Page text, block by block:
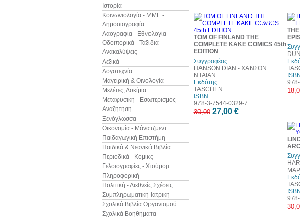
Ιστορία
Κοινωνιολογία - ΜΜΕ -
Δημοσιογραφία
Λαογραφία - Εθνολογία -
Οδοιπορικά - Ταξίδια -
Ανακαλύψεις
Λεξικά
Λογοτεχνία
Μαγειρική & Οινολογία
Μελέτες, Δοκίμια
Μεταφυσική - Εσωτερισμός -
Αναζήτηση
Ξενόγλωσσα
Οικονομία - Μάνατζμεντ
Παιδαγωγική Επιστήμη
Παιδικά & Νεανικά Βιβλία
Περιοδικά - Κόμικς -
Γελοιογραφίες - Χιούμορ
Πληροφορική
Πολιτική - Διεθνείς Σχέσεις
Συμπληρωματική Ιατρική
Σχολικά Βιβλία Οργανισμού
Σχολικά Βοηθήματα
10%
έκπτωση
TOM OF FINLAND THE
COMPLETE KAKE COMICS 45th
EDITION
Συγγραφέας:
HANSON DIAN - ΧΑΝΣΟΝ
ΝΤΑΪΑΝ
Εκδότης:
TASCHEN
ISBN:
978-3-7544-0329-7
30,00 27,00 €